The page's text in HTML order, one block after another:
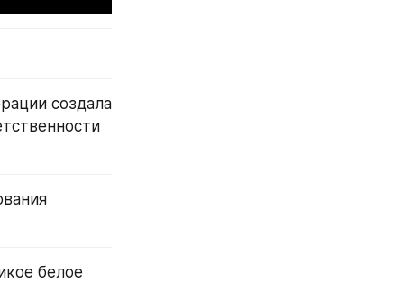
создала
белое